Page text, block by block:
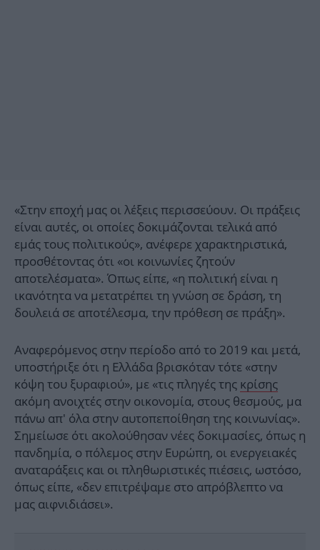
«Στην εποχή μας οι λέξεις περισσεύουν. Οι πράξεις
είναι αυτές, οι οποίες δοκιμάζονται τελικά από
εμάς τους πολιτικούς», ανέφερε χαρακτηριστικά,
προσθέτοντας ότι «οι κοινωνίες ζητούν
αποτελέσματα». Όπως είπε, «η πολιτική είναι η
ικανότητα να μετατρέπει τη γνώση σε δράση, τη
δουλειά σε αποτέλεσμα, την πρόθεση σε πράξη».
Αναφερόμενος στην περίοδο από το 2019 και μετά,
υποστήριξε ότι η Ελλάδα βρισκόταν τότε «στην
κόψη του ξυραφιού», με «τις πληγές της κρίσης
ακόμη ανοιχτές στην οικονομία, στους θεσμούς, μα
πάνω απ' όλα στην αυτοπεποίθηση της κοινωνίας».
Σημείωσε ότι ακολούθησαν νέες δοκιμασίες, όπως η
πανδημία, ο πόλεμος στην Ευρώπη, οι ενεργειακές
αναταράξεις και οι πληθωριστικές πιέσεις, ωστόσο,
όπως είπε, «δεν επιτρέψαμε στο απρόβλεπτο να
μας αιφνιδιάσει».